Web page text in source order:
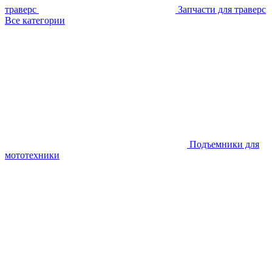
траверс
Запчасти для траверс
Все категории
Подъемники для
мототехники